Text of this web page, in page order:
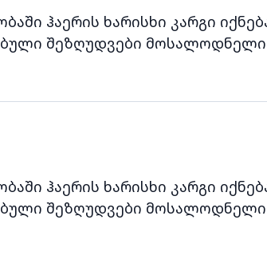
ჰაერის ხარისხი კარგი
შეზღუდვები მოსალოდნელი
ჰაერის ხარისხი კარგი
შეზღუდვები მოსალოდნელი